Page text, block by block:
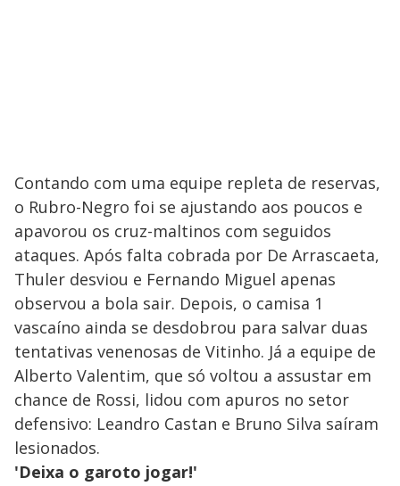
Contando com uma equipe repleta de reservas,
o Rubro-Negro foi se ajustando aos poucos e
apavorou os cruz-maltinos com seguidos
ataques. Após falta cobrada por De Arrascaeta,
Thuler desviou e Fernando Miguel apenas
observou a bola sair. Depois, o camisa 1
vascaíno ainda se desdobrou para salvar duas
tentativas venenosas de Vitinho. Já a equipe de
Alberto Valentim, que só voltou a assustar em
chance de Rossi, lidou com apuros no setor
defensivo: Leandro Castan e Bruno Silva saíram
lesionados.
'Deixa o garoto jogar!'